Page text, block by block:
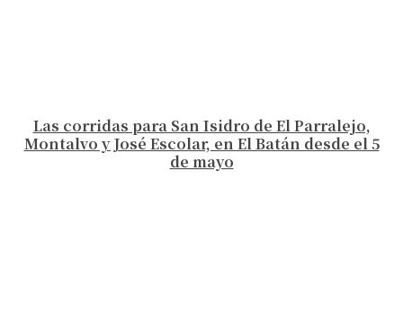
Las corridas para San Isidro de El Parralejo,
Montalvo y José Escolar, en El Batán desde el 5
de mayo